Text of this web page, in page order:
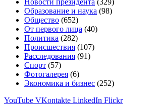
Новости президента (329)
Образование и наука (98)
Общество (652)
От первого лица (40)
Политика (282)
Происшествия (107)
Расследования (91)
Спорт (57)
Фотогалерея (6)
Экономика и бизнес (252)
YouTube VKontakte LinkedIn Flickr